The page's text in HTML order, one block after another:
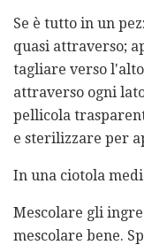
Se è tutto in un
quasi attraverso;
tagliare verso
attraverso ogni
pellicola
e sterilizzare per
In una ciotola
Mescolare gli
mescolare bene.